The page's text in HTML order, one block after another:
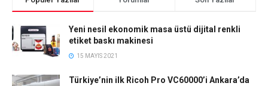
Yeni nesil ekonomik masa üstü dijital renkli
etiket baskı makinesi
15 MAYIS 2021
Türkiye’nin ilk Ricoh Pro VC60000’i Ankara’da